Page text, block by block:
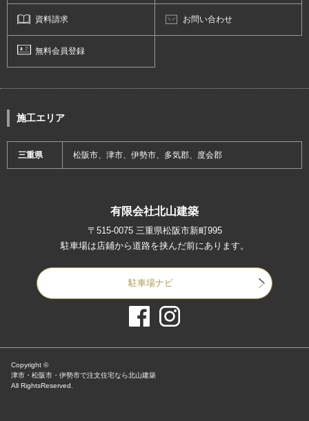
資料請求 お問い合わせ
無料会員登録
施工エリア
三重県 松阪市、津市、伊勢市、多気郡、度会郡
有限会社北山建築
〒515-0075 三重県松阪市新町995
駐車場は店鋪から道路を挟んだ前にあります。
駐車場ナビ
Copyright ©
津市・松阪市・伊勢市で注文住宅なら北山建築
All RightsReserved.